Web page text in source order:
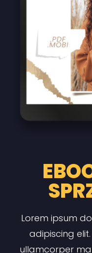
Lorem ipsum
adipiscing
ullamcorper